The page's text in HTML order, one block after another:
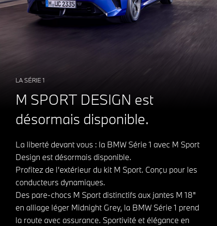
LA SÉRIE 1
M SPORT DESIGN est
désormais disponible.
La liberté devant vous : la BMW Série 1 avec M Sport
Design est désormais disponible.
Profitez de l’extérieur du kit M Sport. Conçu pour les
conducteurs dynamiques.
Des pare-chocs M Sport distinctifs aux jantes M 18"
en alliage léger Midnight Grey, la BMW Série 1 prend
la route avec assurance. Sportivité et élégance en